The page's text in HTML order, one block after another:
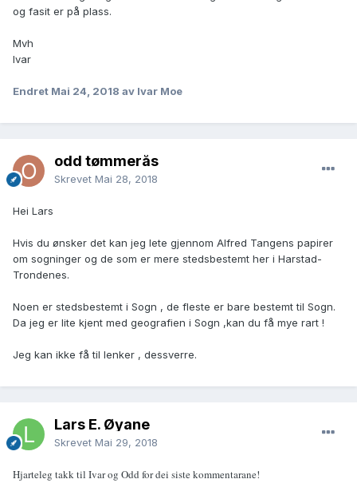
og fasit er på plass.
Mvh
Ivar
Endret Mai 24, 2018 av Ivar Moe
odd tømmerås
Skrevet Mai 28, 2018
Hei Lars
Hvis du ønsker det kan jeg lete gjennom Alfred Tangens papirer
om sogninger og de som er mere stedsbestemt her i Harstad-
Trondenes.
Noen er stedsbestemt i Sogn , de fleste er bare bestemt til Sogn.
Da jeg er lite kjent med geografien i Sogn ,kan du få mye rart !
Jeg kan ikke få til lenker , dessverre.
Lars E. Øyane
Skrevet Mai 29, 2018
Hjarteleg takk til Ivar og Odd for dei siste kommentarane!